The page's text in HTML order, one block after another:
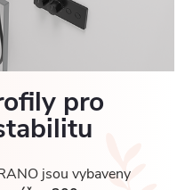
pro
jsou vybaveny